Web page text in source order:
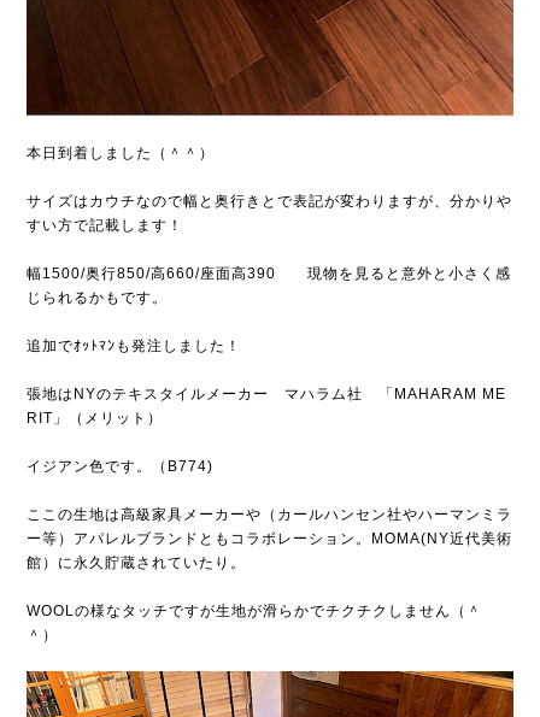
本日到着しました（＾＾）
サイズはカウチなので幅と奥行きとで表記が変わりますが、分かりや
すい方で記載します！
幅1500/奥行850/高660/座面高390 現物を見ると意外と小さく感
じられるかもです。
追加でｵｯﾄﾏﾝも発注しました！
張地はNYのテキスタイルメーカー マハラム社 「MAHARAM ME
RIT」（メリット）
イジアン色です。（B774)
ここの生地は高級家具メーカーや（カールハンセン社やハーマンミラ
ー等）アパレルブランドともコラボレーション。MOMA(NY近代美術
館）に永久貯蔵されていたり。
WOOLの様なタッチですが生地が滑らかでチクチクしません（＾
＾）